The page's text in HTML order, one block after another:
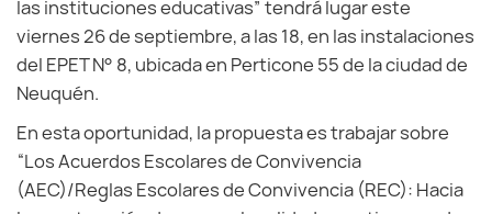
las instituciones educativas” tendrá lugar este
viernes 26 de septiembre, a las 18, en las instalaciones
del EPET N° 8, ubicada en Perticone 55 de la ciudad de
Neuquén.
En esta oportunidad, la propuesta es trabajar sobre
“Los Acuerdos Escolares de Convivencia
(AEC)/Reglas Escolares de Convivencia (REC): Hacia